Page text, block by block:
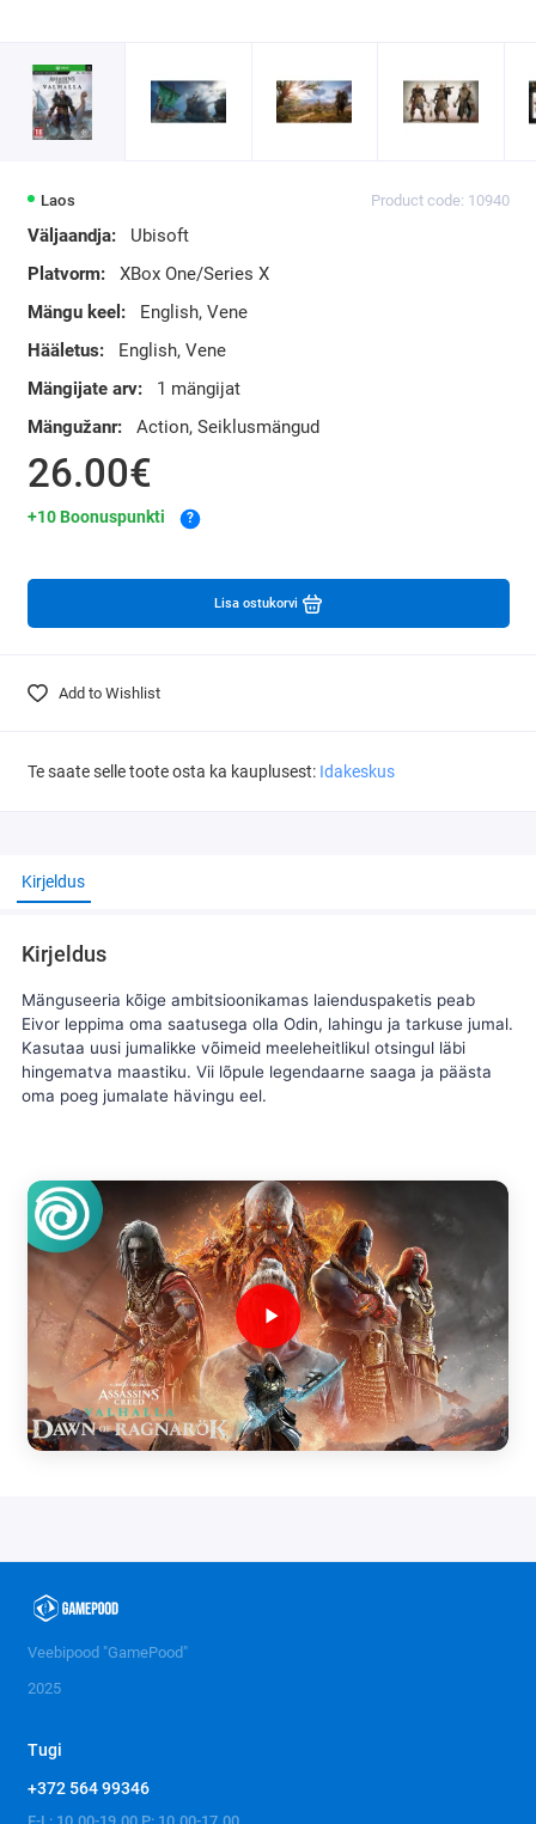
Laos Product code: 10940
Väljaandja:
Ubisoft
Platvorm:
XBox One/Series X
Mängu keel:
English, Vene
Hääletus:
English, Vene
Mängijate arv:
1 mängijat
Mängužanr:
Action, Seiklusmängud
26.00€
+10 Boonuspunkti ?
Lisa ostukorvi
Add to Wishlist
Te saate selle toote osta ka kauplusest: Idakeskus
Kirjeldus
Kirjeldus
Mänguseeria kõige ambitsioonikamas laienduspaketis peab
Eivor leppima oma saatusega olla Odin, lahingu ja tarkuse jumal.
Kasutaa uusi jumalikke võimeid meeleheitlikul otsingul läbi
hingematva maastiku. Vii lõpule legendaarne saaga ja päästa
oma poeg jumalate hävingu eel.
Veebipood "GamePood"
2025
Tugi
+372 564 99346